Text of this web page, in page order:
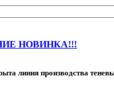
НОВИНКА!!!
линия производства